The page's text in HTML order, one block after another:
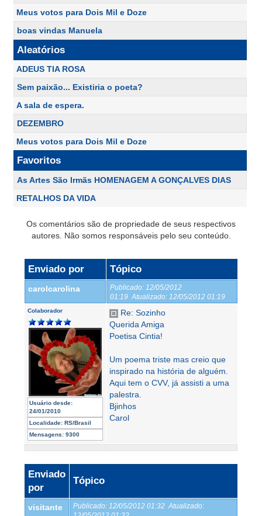
Meus votos para Dois Mil e Doze
boas vindas Manuela
Aleatórios
ADEUS TIA ROSA
Sem paixão... Existiria o poeta?
A sala de espera.
DEZEMBRO
Meus votos para Dois Mil e Doze
Favoritos
As Artes São Irmãs HOMENAGEM A GONÇALVES DIAS
RETALHOS DA VIDA
Os comentários são de propriedade de seus respectivos
autores. Não somos responsáveis pelo seu conteúdo.
Enviado por Tópico
carolcarolina Publicado: 12/05/2012
01:19 Atualizado: 12/05/2012 01:19
Colaborador
Usuário desde:
24/01/2010
Localidade: RS/Brasil
Mensagens: 9300
Re: Sozinho
Querida Amiga
Poetisa Cintia!
Um poema triste mas creio que
inspirado na história de alguém.
Aqui tem o CVV, já assisti a uma
palestra.
Bjinhos
Carol
Enviado
por
Tópico
visitante Publicado: 12/05/2012 01:32 Atualizado: